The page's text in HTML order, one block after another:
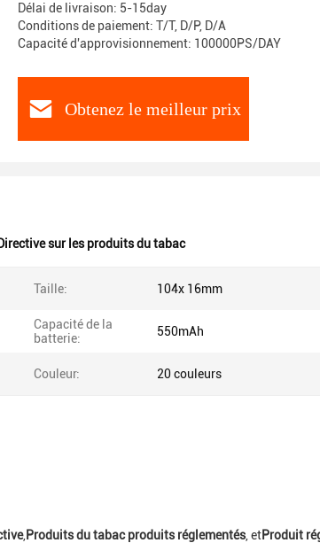
Délai de livraison: 5-15day
Conditions de paiement: T/T, D/P, D/A
Capacité d'approvisionnement: 100000PS/DAY
Obtenez le meilleur prix
Directive sur les produits du tabac
Taille: 104x 16mm
Capacité de la
batterie:
550mAh
Couleur: 20 couleurs
, Produits du tabac produits réglementés, etProduit